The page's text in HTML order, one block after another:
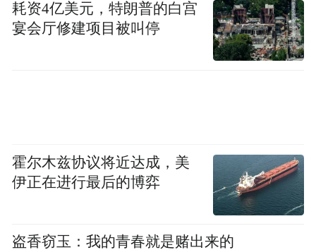
耗资4亿美元，特朗普的白宫
宴会厅修建项目被叫停
霍尔木兹协议将近达成，美
伊正在进行最后的博弈
盗香窃玉：我的青春就是赌出来的